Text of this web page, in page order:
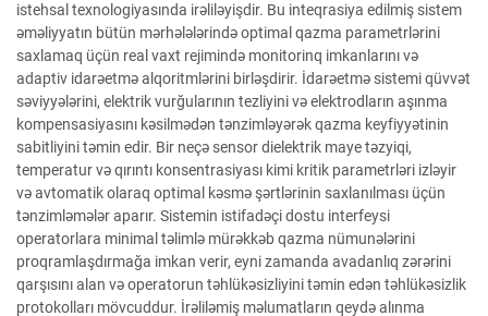
istehsal texnologiyasında irəliləyişdir. Bu inteqrasiya edilmiş sistem
əməliyyatın bütün mərhələlərində optimal qazma parametrlərini
saxlamaq üçün real vaxt rejimində monitorinq imkanlarını və
adaptiv idarəetmə alqoritmlərini birləşdirir. İdarəetmə sistemi qüvvət
səviyyələrini, elektrik vurğularının tezliyini və elektrodların aşınma
kompensasiyasını kəsilmədən tənzimləyərək qazma keyfiyyətinin
sabitliyini təmin edir. Bir neçə sensor dielektrik maye təzyiqi,
temperatur və qırıntı konsentrasiyası kimi kritik parametrləri izləyir
və avtomatik olaraq optimal kəsmə şərtlərinin saxlanılması üçün
tənzimləmələr aparır. Sistemin istifadəçi dostu interfeysi
operatorlara minimal təlimlə mürəkkəb qazma nümunələrini
proqramlaşdırmağa imkan verir, eyni zamanda avadanlıq zərərini
qarşısını alan və operatorun təhlükəsizliyini təmin edən təhlükəsizlik
protokolları mövcuddur. İrəliləmiş məlumatların qeydə alınma